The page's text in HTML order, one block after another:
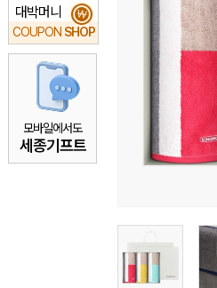
대박머니
COUPON SHOP
₩
모바일에서도
세종기프트